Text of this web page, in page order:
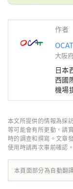
作者
大阪
日本
西國
機場
滿足
這裡
體為
野開
閒放
本文所提供的情報為採
等可能會有所更動，請
時的調查和撰寫。文章
使用時請再次事前確認。
本頁面部分為自動翻